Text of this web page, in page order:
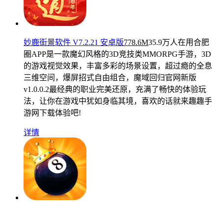
妙鹿街景软件 V7.2.21 安卓版778.6M35.9万人在用合肥
圈APP是一款魔幻风格的3D竞技类MMORPG手游，3D
的游戏视觉效果，丰富多彩的场景设置，超过瘾的全息
三维空间，爆屏招式自由组合，魔域回归官网新版
v1.0.0.2最经典的职业完美还原，充满了畅快的体验玩
法，让你在游戏中犹如身临其境，喜欢的话就来趣趣手
游网下载体验吧!
详情